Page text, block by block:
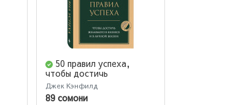
50 правил успеха,
чтобы достичь
желаемого в бизнесе и в
личной жизни
Джек Кэнфилд
89 сомони